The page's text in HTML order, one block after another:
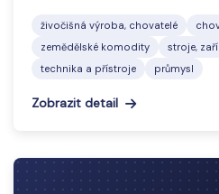
živočišná výroba, chovatelé
zemědělské komodity
stroje,
technika a přístroje
průmysl
Zobrazit detail